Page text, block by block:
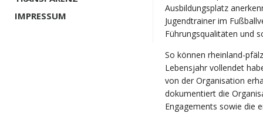
IMPRESSUM
Ausbildungsplatz
Jugendtrainer im
Führungsqualitäten und
So können rheinland-
Lebensjahr vollendet
von der Organisation
dokumentiert die
Engagements sowie die